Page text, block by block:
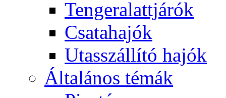
Tengeralattjárók
Csatahajók
Utasszállító hajók
Általános témák